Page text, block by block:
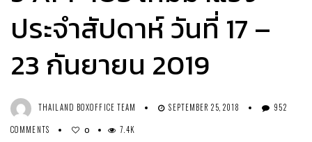
ประจำสัปดาห์ วันที่ 17 –
23 กันยายน 2019
THAILAND BOXOFFICE TEAM SEPTEMBER 25, 2018
952
COMMENTS
0 7.4K